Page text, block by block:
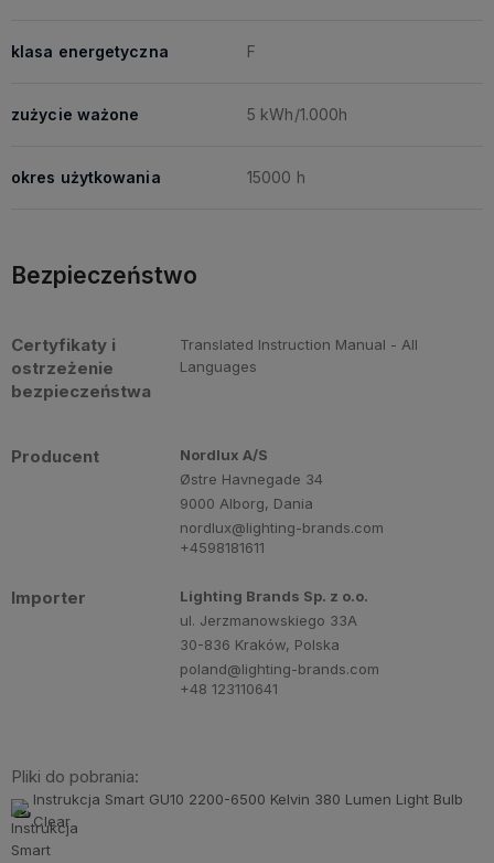
klasa energetyczna F
zużycie ważone 5 kWh/1.000h
okres użytkowania 15000 h
Bezpieczeństwo
Certyfikaty i
ostrzeżenie
bezpieczeństwa
Translated Instruction Manual - All
Languages
Producent
Nordlux A/S
Østre Havnegade 34
9000 Alborg, Dania
nordlux@lighting-brands.com
+4598181611
Importer
Lighting Brands Sp. z o.o.
ul. Jerzmanowskiego 33A
30-836 Kraków, Polska
poland@lighting-brands.com
+48 123110641
Pliki do pobrania:
Instrukcja Smart GU10 2200-6500 Kelvin 380 Lumen Light Bulb
Clear